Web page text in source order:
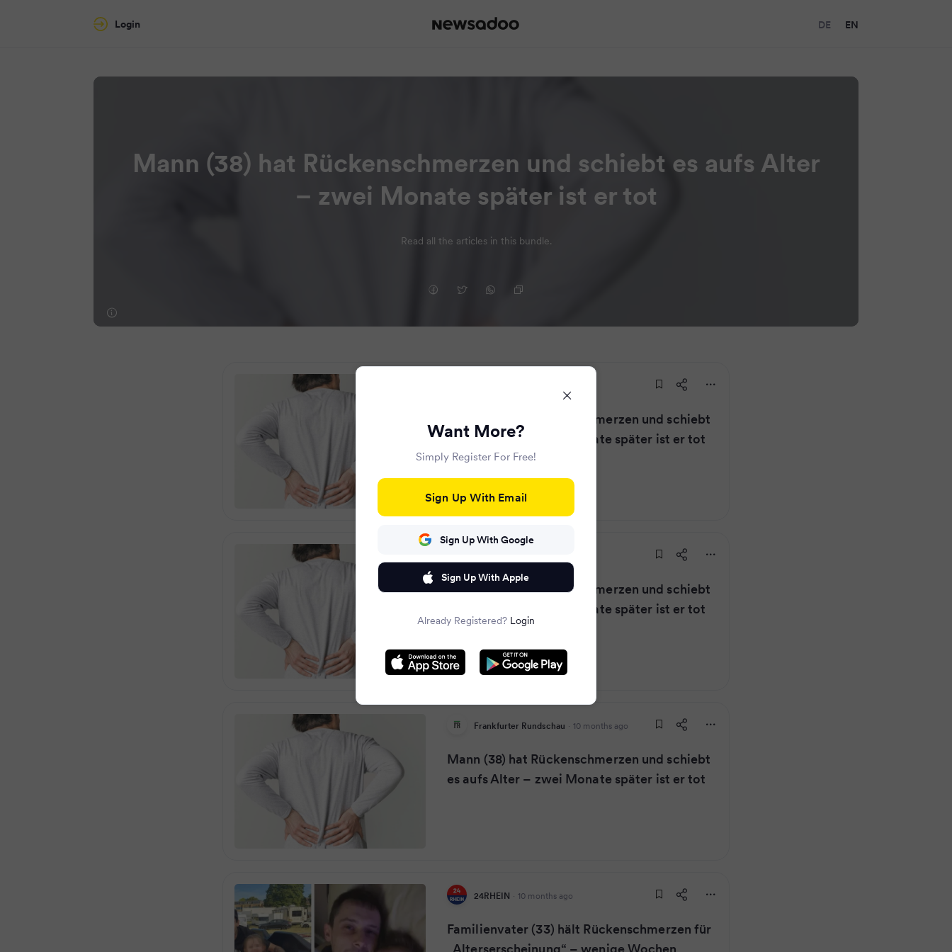
Login DE EN
Mann (38) hat Rückenschmerzen und schiebt es aufs Alter
– zwei Monate später ist er tot
Read all the articles in this bundle.
Mann (38) hat Rückenschmerzen und schiebt
es aufs Alter – zwei Monate später ist er tot
Mann (38) hat Rückenschmerzen und schiebt
es aufs Alter – zwei Monate später ist er tot
Frankfurter Rundschau · 10 months ago
Mann (38) hat Rückenschmerzen und schiebt
es aufs Alter – zwei Monate später ist er tot
24RHEIN · 10 months ago
Familienvater (33) hält Rückenschmerzen für
Want More?
Simply Register For Free!
Sign Up With Email
Sign Up With Google
Sign Up With Apple
Already Registered? Login